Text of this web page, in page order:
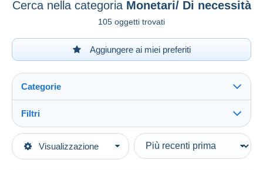
Cerca nella categoria Monetari/ Di necessità
105 oggetti trovati
Aggiungere ai miei preferiti
Visualizzazione
Categorie
Categorie principali
Filtri
Tipo di vendita
In corso